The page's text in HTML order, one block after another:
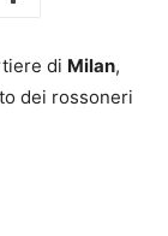
di Milan,
dei rossoneri